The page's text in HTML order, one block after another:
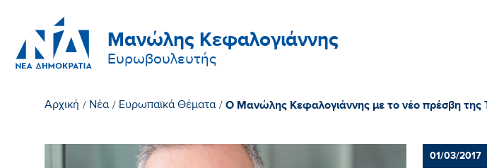
Μανώλης Κεφαλογιάννης
Ευρωβουλευτής
Αρχική / Νέα / Ευρωπαϊκά Θέματα / Ο Μανώλης Κεφαλογιάννης με το νέο πρέσβη της
01/03/2017